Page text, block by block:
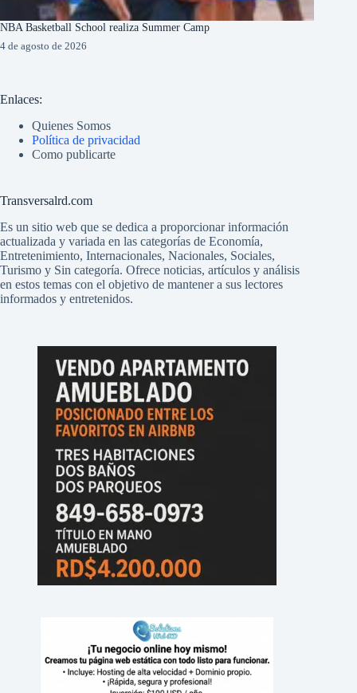
NBA Basketball School realiza Summer Camp
4 de agosto de 2026
Enlaces:
Quienes Somos
Política de privacidad
Como publicarte
Transversalrd.com
Es un sitio web que se dedica a proporcionar información
actualizada y variada en las categorías de Economía,
Entretenimiento, Internacionales, Nacionales, Sociales,
Turismo y Sin categoría. Ofrece noticias, artículos y análisis
en estos temas con el objetivo de mantener a sus lectores
informados y entretenidos.